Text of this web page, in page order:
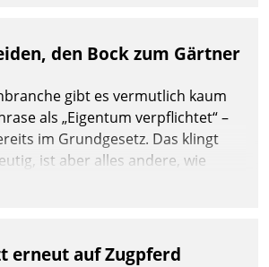
den Bock zum Gärtner
gibt es vermutlich kaum
als „Eigentum verpflichtet“ –
im Grundgesetz. Das klingt
ist aber alles andere, wie
wissen. Denn mit der
Verpflichtungen.
erneut auf Zugpferd